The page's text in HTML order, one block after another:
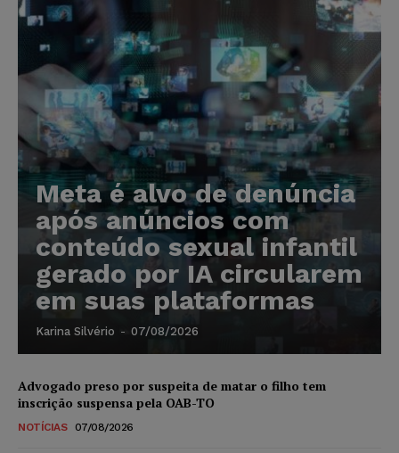
Meta é alvo de denúncia
após anúncios com
conteúdo sexual infantil
gerado por IA circularem
em suas plataformas
Karina Silvério - 07/08/2026
Advogado preso por suspeita de matar o filho tem
inscrição suspensa pela OAB-TO
NOTÍCIAS 07/08/2026